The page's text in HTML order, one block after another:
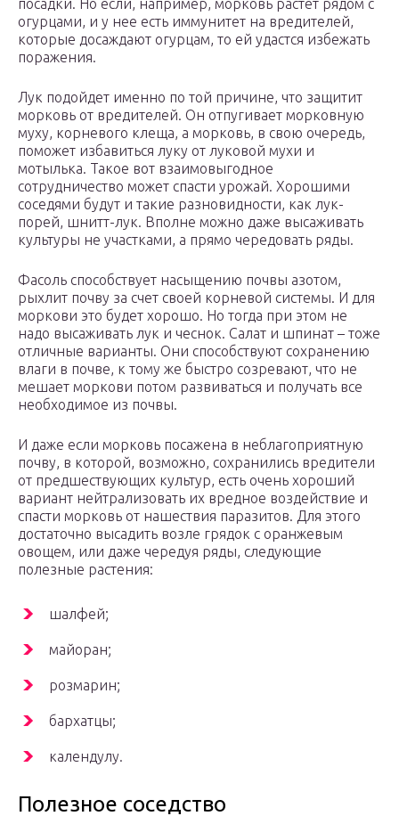
посадки. Но если, например, морковь растет рядом с
огурцами, и у нее есть иммунитет на вредителей,
которые досаждают огурцам, то ей удастся избежать
поражения.
Лук подойдет именно по той причине, что защитит
морковь от вредителей. Он отпугивает морковную
муху, корневого клеща, а морковь, в свою очередь,
поможет избавиться луку от луковой мухи и
мотылька. Такое вот взаимовыгодное
сотрудничество может спасти урожай. Хорошими
соседями будут и такие разновидности, как лук-
порей, шнитт-лук. Вполне можно даже высаживать
культуры не участками, а прямо чередовать ряды.
Фасоль способствует насыщению почвы азотом,
рыхлит почву за счет своей корневой системы. И для
моркови это будет хорошо. Но тогда при этом не
надо высаживать лук и чеснок. Салат и шпинат – тоже
отличные варианты. Они способствуют сохранению
влаги в почве, к тому же быстро созревают, что не
мешает моркови потом развиваться и получать все
необходимое из почвы.
И даже если морковь посажена в неблагоприятную
почву, в которой, возможно, сохранились вредители
от предшествующих культур, есть очень хороший
вариант нейтрализовать их вредное воздействие и
спасти морковь от нашествия паразитов. Для этого
достаточно высадить возле грядок с оранжевым
овощем, или даже чередуя ряды, следующие
полезные растения:
шалфей;
майоран;
розмарин;
бархатцы;
календулу.
Полезное соседство